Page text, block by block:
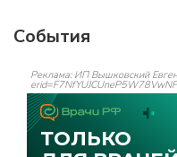
События
Реклама: ИП Вышковский
erid=F7NfYUJCUneP5W78VwNF